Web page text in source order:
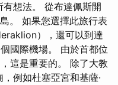
想法。 從布達佩斯開
。 如果您選擇此旅行表
），還可以到達
國際機場。 由於首都位
這是重要的。 除了大教
例如杜塞亞宮和基薩·